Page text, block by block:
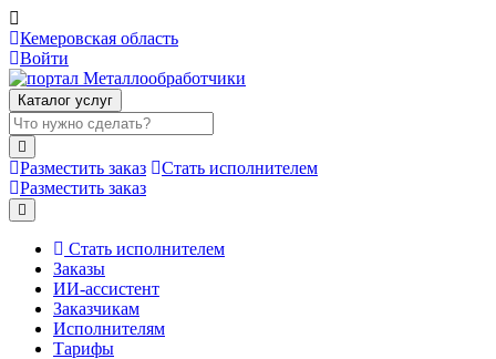
Кемеровская область
Войти
Каталог услуг
Разместить заказ
Стать исполнителем
Разместить заказ
Стать исполнителем
Заказы
ИИ-ассистент
Заказчикам
Исполнителям
Тарифы